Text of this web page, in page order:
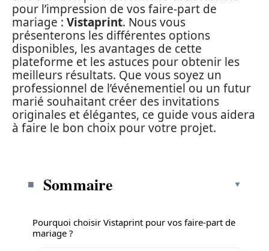
pour l’impression de vos faire-part de
mariage : Vistaprint. Nous vous
présenterons les différentes options
disponibles, les avantages de cette
plateforme et les astuces pour obtenir les
meilleurs résultats. Que vous soyez un
professionnel de l’événementiel ou un futur
marié souhaitant créer des invitations
originales et élégantes, ce guide vous aidera
à faire le bon choix pour votre projet.
Sommaire
Pourquoi choisir Vistaprint pour vos faire-part de
mariage ?